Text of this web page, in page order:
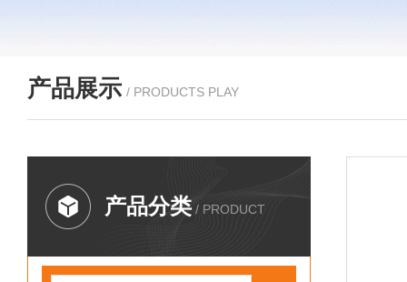
产品展示 / PRODUCTS PLAY
产品分类 / PRODUCT